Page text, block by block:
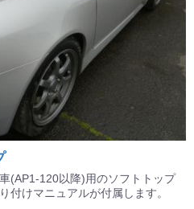
(AP1-120以降)用のソフトトップ
付けマニュアルが付属します。